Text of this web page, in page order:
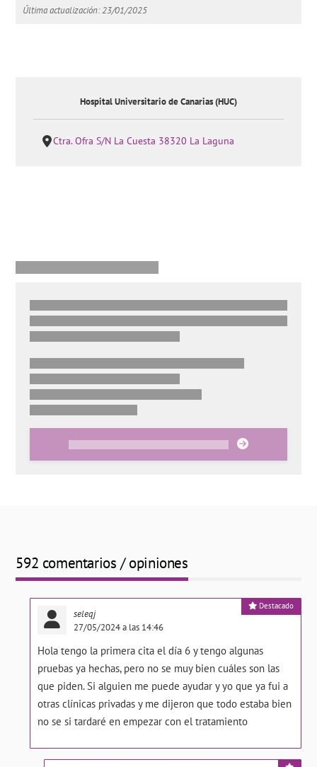
Última actualización: 23/01/2025
Hospital Universitario de Canarias (HUC)
Ctra. Ofra S/N La Cuesta 38320 La Laguna
592 comentarios / opiniones
Destacado
seleqj
27/05/2024 a las 14:46
Hola tengo la primera cita el día 6 y tengo algunas
pruebas ya hechas, pero no se muy bien cuáles son las
que piden. Si alguien me puede ayudar y yo que ya fui a
otras clínicas privadas y me dijeron que todo estaba bien
no se si tardaré en empezar con el tratamiento